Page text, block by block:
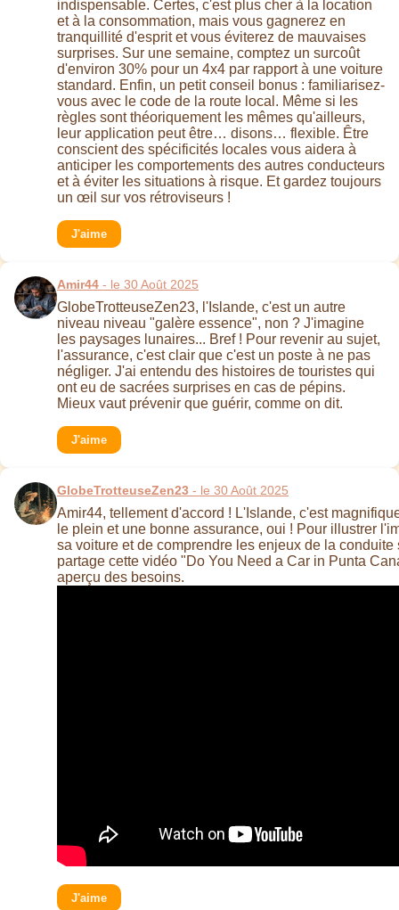
indispensable. Certes, c'est plus cher à la location
et à la consommation, mais vous gagnerez en
tranquillité d'esprit et vous éviterez de mauvaises
surprises. Sur une semaine, comptez un surcoût
d'environ 30% pour un 4x4 par rapport à une voiture
standard. Enfin, un petit conseil bonus : familiarisez-
vous avec le code de la route local. Même si les
règles sont théoriquement les mêmes qu'ailleurs,
leur application peut être… disons… flexible. Être
conscient des spécificités locales vous aidera à
anticiper les comportements des autres conducteurs
et à éviter les situations à risque. Et gardez toujours
un œil sur vos rétroviseurs !
J'aime
Amir44 - le 30 Août 2025
GlobeTrotteuseZen23, l'Islande, c'est un autre
niveau niveau "galère essence", non ? J'imagine
les paysages lunaires... Bref ! Pour revenir au sujet,
l'assurance, c'est clair que c'est un poste à ne pas
négliger. J'ai entendu des histoires de touristes qui
ont eu de sacrées surprises en cas de pépins.
Mieux vaut prévenir que guérir, comme on dit.
J'aime
GlobeTrotteuseZen23 - le 30 Août 2025
Amir44, tellement d'accord ! L'Islande, c'est
le plein et une bonne assurance, oui ! Pour illustrer
sa voiture et de comprendre les enjeux de la conduite
partage cette vidéo "Do You Need a Car in Punta
aperçu des besoins.
J'aime